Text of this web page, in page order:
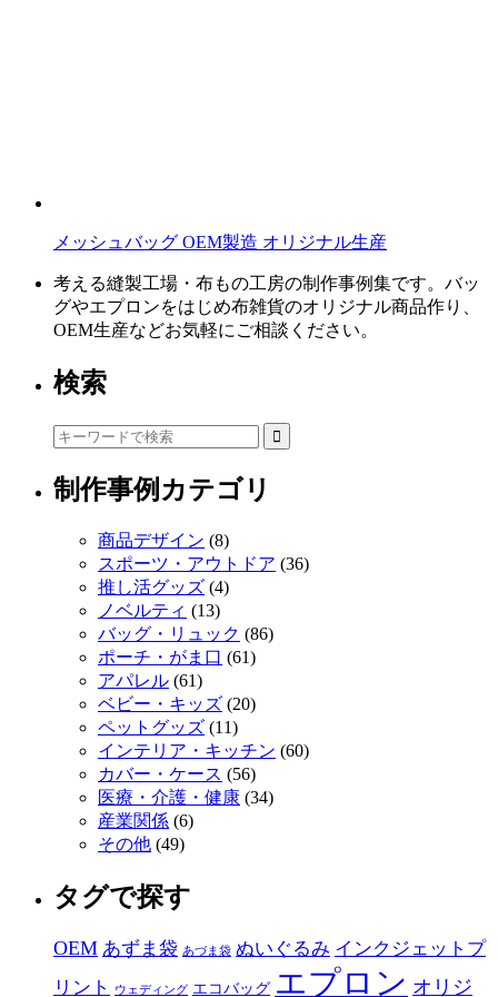
メッシュバッグ OEM製造 オリジナル生産
考える縫製工場・布もの工房の制作事例集です。バッ
グやエプロンをはじめ布雑貨のオリジナル商品作り、
OEM生産などお気軽にご相談ください。
検索
制作事例カテゴリ
商品デザイン (8)
スポーツ・アウトドア (36)
推し活グッズ (4)
ノベルティ (13)
バッグ・リュック (86)
ポーチ・がま口 (61)
アパレル (61)
ベビー・キッズ (20)
ペットグッズ (11)
インテリア・キッチン (60)
カバー・ケース (56)
医療・介護・健康 (34)
産業関係 (6)
その他 (49)
タグで探す
OEM あずま袋 あづま袋 ぬいぐるみ インクジェットプ
リント
ウェディング エコバッグ エプロン オリジ